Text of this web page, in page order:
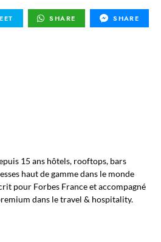
SHARE SHARE
15 ans hôtels, rooftops, bars
haut de gamme dans le monde
pour Forbes France et accompagné
dans le travel & hospitality.